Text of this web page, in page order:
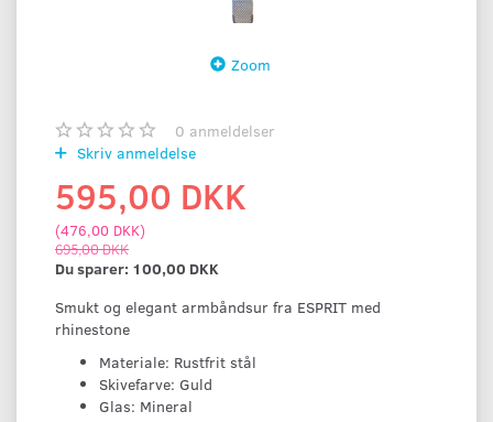
Zoom
0 anmeldelser
Skriv anmeldelse
595,00 DKK
(476,00 DKK)
695,00 DKK
Du sparer: 100,00 DKK
Smukt og elegant armbåndsur fra ESPRIT med
rhinestone
Materiale: Rustfrit stål
Skivefarve: Guld
Glas: Mineral